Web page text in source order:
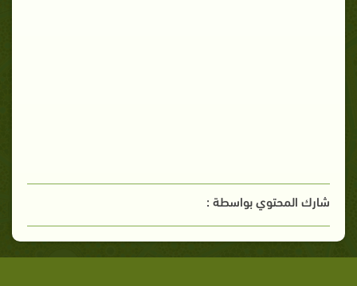
شارك المحتوي بواسطة :